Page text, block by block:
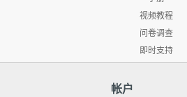
视频教程
问卷调查
即时支持
帐户